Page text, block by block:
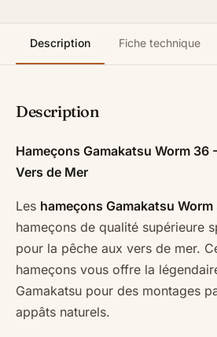
Description Fiche technique
Description
Hameçons Gamakatsu Worm 36
Vers de Mer
Les hameçons Gamakatsu Worm
hameçons de qualité supérieure
pour la pêche aux vers de mer.
hameçons vous offre la
Gamakatsu pour des montages
appâts naturels.